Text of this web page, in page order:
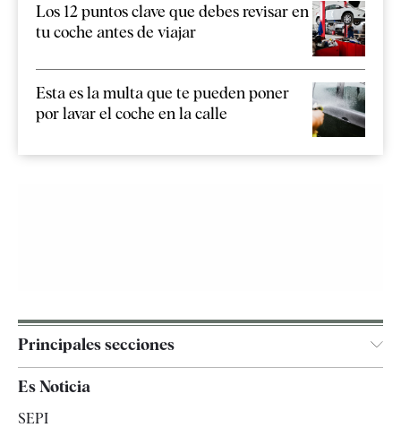
Los 12 puntos clave que debes revisar en
tu coche antes de viajar
Esta es la multa que te pueden poner
por lavar el coche en la calle
Principales secciones
España
Es Noticia
SEPI